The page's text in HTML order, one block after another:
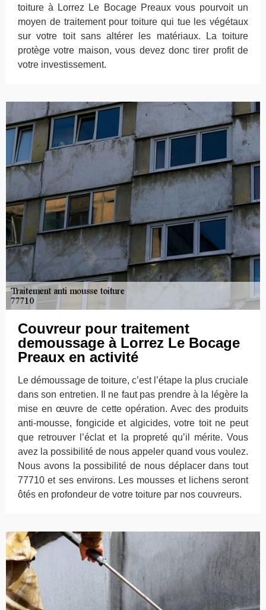
toiture à Lorrez Le Bocage Preaux vous pourvoit un
moyen de traitement pour toiture qui tue les végétaux
sur votre toit sans altérer les matériaux. La toiture
protège votre maison, vous devez donc tirer profit de
votre investissement.
Couvreur pour traitement
demoussage à Lorrez Le Bocage
Preaux en activité
Le démoussage de toiture, c’est l’étape la plus cruciale
dans son entretien. Il ne faut pas prendre à la légère la
mise en œuvre de cette opération. Avec des produits
anti-mousse, fongicide et algicides, votre toit ne peut
que retrouver l’éclat et la propreté qu’il mérite. Vous
avez la possibilité de nous appeler quand vous voulez.
Nous avons la possibilité de nous déplacer dans tout
77710 et ses environs. Les mousses et lichens seront
ôtés en profondeur de votre toiture par nos couvreurs.